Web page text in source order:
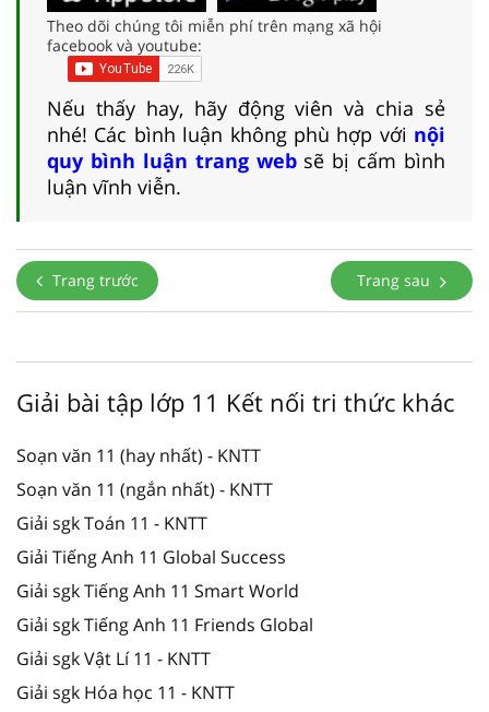
Theo dõi chúng tôi miễn phí trên mạng xã hội
facebook và youtube:
Nếu thấy hay, hãy động viên và chia sẻ
nhé! Các bình luận không phù hợp với nội
quy bình luận trang websẽ bị cấm bình
luận vĩnh viễn.
Trang trước Trang sau
Giải bài tập lớp 11 Kết nối tri thức khác
Soạn văn 11 (hay nhất) - KNTT
Soạn văn 11 (ngắn nhất) - KNTT
Giải sgk Toán 11 - KNTT
Giải Tiếng Anh 11 Global Success
Giải sgk Tiếng Anh 11 Smart World
Giải sgk Tiếng Anh 11 Friends Global
Giải sgk Vật Lí 11 - KNTT
Giải sgk Hóa học 11 - KNTT